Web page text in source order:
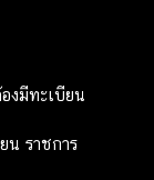
งมีทะเบียน
น ราชการ